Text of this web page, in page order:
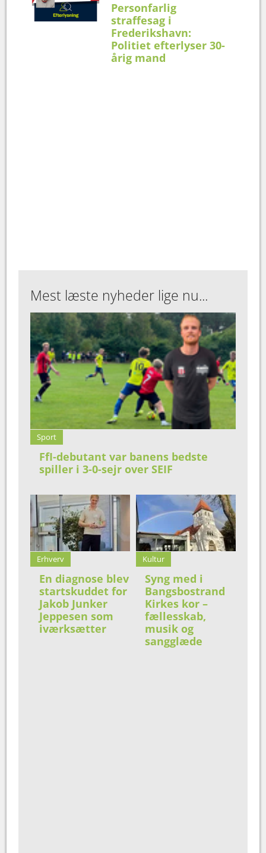
Personfarlig
straffesag i
Frederikshavn:
Politiet efterlyser 30-
årig mand
Mest læste nyheder lige nu...
Sport
FfI-debutant var banens bedste
spiller i 3-0-sejr over SEIF
Erhverv
En diagnose blev
startskuddet for
Jakob Junker
Jeppesen som
iværksætter
Kultur
Syng med i
Bangsbostrand
Kirkes kor –
fællesskab,
musik og
sangglæde